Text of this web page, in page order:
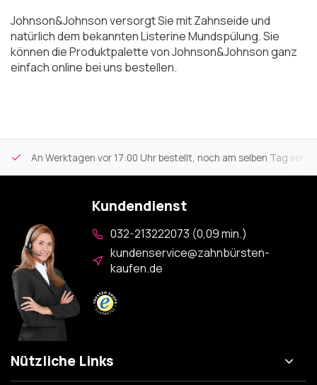
Johnson&Johnson versorgt Sie mit Zahnseide und
natürlich dem bekannten Listerine Mundspülung. Sie
können die Produktpalette von Johnson&Johnson ganz
einfach online bei uns bestellen.
An Werktagen vor 17:00 Uhr bestellt, noch am selben Tag
Kundendienst
032-213222073 (0,09 min.)
kundenservice@zahnbürsten-
kaufen.de
Nützliche Links